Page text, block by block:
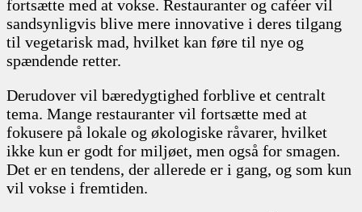
fortsætte med at vokse. Restauranter og caféer vil
sandsynligvis blive mere innovative i deres tilgang
til vegetarisk mad, hvilket kan føre til nye og
spændende retter.
Derudover vil bæredygtighed forblive et centralt
tema. Mange restauranter vil fortsætte med at
fokusere på lokale og økologiske råvarer, hvilket
ikke kun er godt for miljøet, men også for smagen.
Det er en tendens, der allerede er i gang, og som kun
vil vokse i fremtiden.